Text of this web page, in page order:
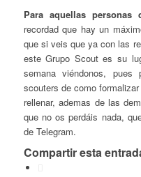
Para aquellas
recordad que hay un
que si veis que ya con las
este Grupo Scout es su
semana viéndonos,
scouters de como
rellenar, ademas de las
que no os perdáis nada,
de Telegram.
Compartir esta